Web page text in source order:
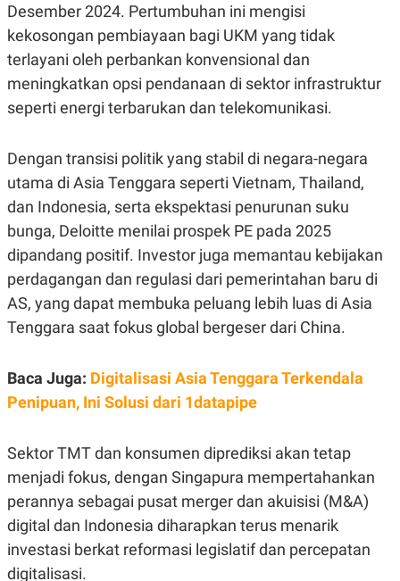
Desember 2024. Pertumbuhan ini mengisi
kekosongan pembiayaan bagi UKM yang tidak
terlayani oleh perbankan konvensional dan
meningkatkan opsi pendanaan di sektor infrastruktur
seperti energi terbarukan dan telekomunikasi.
Dengan transisi politik yang stabil di negara-negara
utama di Asia Tenggara seperti Vietnam, Thailand,
dan Indonesia, serta ekspektasi penurunan suku
bunga, Deloitte menilai prospek PE pada 2025
dipandang positif. Investor juga memantau kebijakan
perdagangan dan regulasi dari pemerintahan baru di
AS, yang dapat membuka peluang lebih luas di Asia
Tenggara saat fokus global bergeser dari China.
Baca Juga: Digitalisasi Asia Tenggara Terkendala
Penipuan, Ini Solusi dari 1datapipe
Sektor TMT dan konsumen diprediksi akan tetap
menjadi fokus, dengan Singapura mempertahankan
perannya sebagai pusat merger dan akuisisi (M&A)
digital dan Indonesia diharapkan terus menarik
investasi berkat reformasi legislatif dan percepatan
digitalisasi.